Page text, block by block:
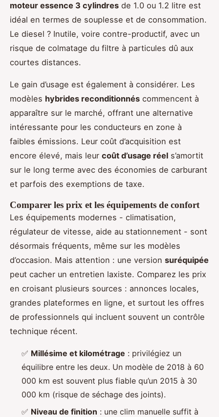
moteur essence 3 cylindres de 1.0 ou 1.2 litre est
idéal en termes de souplesse et de consommation.
Le diesel ? Inutile, voire contre-productif, avec un
risque de colmatage du filtre à particules dû aux
courtes distances.
Le gain d’usage est également à considérer. Les
modèles hybrides reconditionnés commencent à
apparaître sur le marché, offrant une alternative
intéressante pour les conducteurs en zone à
faibles émissions. Leur coût d’acquisition est
encore élevé, mais leur coût d’usage réel s’amortit
sur le long terme avec des économies de carburant
et parfois des exemptions de taxe.
Comparer les prix et les équipements de confort
Les équipements modernes - climatisation,
régulateur de vitesse, aide au stationnement - sont
désormais fréquents, même sur les modèles
d’occasion. Mais attention : une version suréquipée
peut cacher un entretien laxiste. Comparez les prix
en croisant plusieurs sources : annonces locales,
grandes plateformes en ligne, et surtout les offres
de professionnels qui incluent souvent un contrôle
technique récent.
✅ Millésime et kilométrage : privilégiez un
équilibre entre les deux. Un modèle de 2018 à 60
000 km est souvent plus fiable qu’un 2015 à 30
000 km (risque de séchage des joints).
✅ Niveau de finition : une clim manuelle suffit à